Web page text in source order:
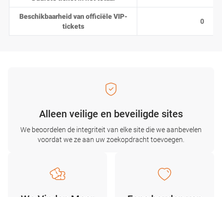
Beschikbaarheid van officiële VIP-
tickets
0
Alleen veilige en beveiligde sites
We beoordelen de integriteit van elke site die we aanbevelen
voordat we ze aan uw zoekopdracht toevoegen.